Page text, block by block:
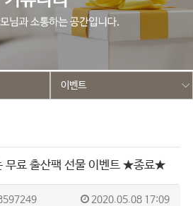
이벤트
무료 출산팩 선물 이벤트 ★종료★
2020.05.08 17:09